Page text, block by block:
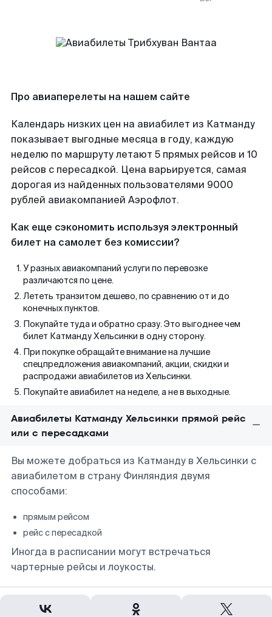
Про авиаперелеты на нашем сайте
Календарь низких цен на авиабилет из Катманду
показывает выгодные месяца в году, каждую
неделю по маршруту летают 5 прямых рейсов и 10
рейсов с пересадкой. Цена варьируется, самая
дорогая из найденных пользователями 9000
рублей авиакомпанией Аэрофлот.
Как еще сэкономить используя электронный
билет на самолет без комиссии?
У разных авиакомпаний услуги по перевозке
различаются по цене.
Лететь транзитом дешево, по сравнению от и до
конечных пунктов.
Покупайте туда и обратно сразу. Это выгоднее чем
билет Катманду Хельсинки в одну сторону.
При покупке обращайте внимание на лучшие
спецпредложения авиакомпаний, акции, скидки и
распродажи авиабилетов из Хельсинки.
Покупайте авиабилет на неделе, а не в выходные.
Авиабилеты Катманду Хельсинки прямой рейс
или с пересадками
Вы можете добраться из Катманду в Хельсинки с
авиабилетом в страну Финляндия двумя
способами:
прямым рейсом
рейс с пересадкой
Иногда в расписании могут встречаться
чартерные рейсы и лоукосты.